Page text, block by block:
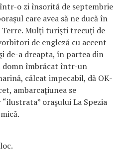
o zi însorită de septembrie
care avea să ne ducă în
Terre. Mulţi turişti trecuţi de
de engleză cu accent
de-a dreapta, în partea din
domn îmbrăcat într-un
călcat impecabil, dă OK-
ambarcaţiunea se
oraşului La Spezia